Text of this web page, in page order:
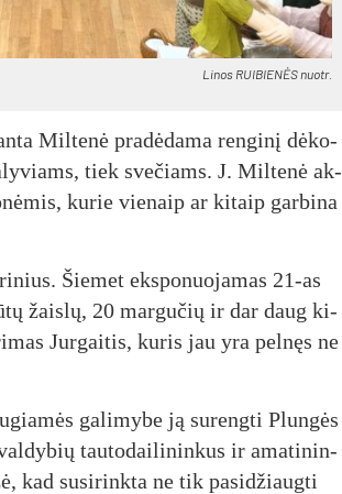
Li­nos RUI­BIE­NĖS nuo­tr.
Mil­te­nė pra­dė­da­ma ren­gi­nį dė­ko­
tiek sve­čiams. J. Mil­te­nė ak­
ku­rie vie­naip ar ki­taip gar­bi­na
Šie­met eks­po­nuo­ja­mas 21-as
žais­lų, 20 mar­gu­čių ir dar daug ki­
Jur­gai­tis, ku­ris jau yra pel­nęs ne
ga­li­my­be ją su­reng­ti Plun­gės
tau­to­dai­li­nin­kus ir ama­ti­nin­
kad su­si­rink­ta ne tik pa­si­džiaug­ti